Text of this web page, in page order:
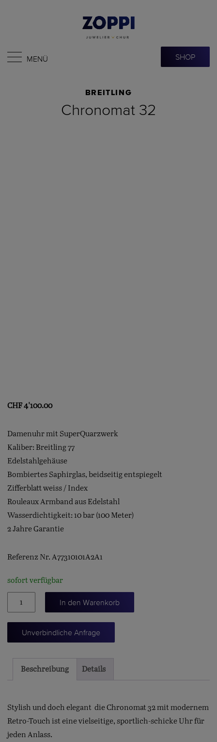
MENÜ SHOP
BREITLING
Chronomat 32
CHF4'100.00
Damenuhr mit SuperQuarzwerk
Kaliber: Breitling 77
Edelstahlgehäuse
Bombiertes Saphirglas, beidseitig entspiegelt
Zifferblatt weiss / Index
Rouleaux Armband aus Edelstahl
Wasserdichtigkeit: 10 bar (100 Meter)
2 Jahre Garantie
Referenz Nr. A77310101A2A1
sofort verfügbar
32
In den Warenkorb
Unverbindliche Anfrage
Beschreibung Details
Stylish und doch elegant  die Chronomat 32 mit modernem
Retro-Touch ist eine vielseitige, sportlich-schicke Uhr für
jeden Anlass.